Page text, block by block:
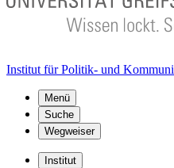
Institut für Politik- und
Menü
Suche
Wegweiser
Institut